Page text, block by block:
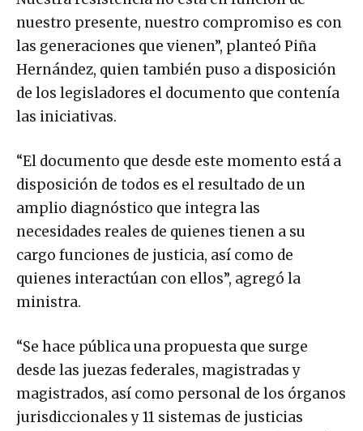
nuestro presente, nuestro compromiso es con
las generaciones que vienen”, planteó Piña
Hernández, quien también puso a disposición
de los legisladores el documento que contenía
las iniciativas.
“El documento que desde este momento está a
disposición de todos es el resultado de un
amplio diagnóstico que integra las
necesidades reales de quienes tienen a su
cargo funciones de justicia, así como de
quienes interactúan con ellos”, agregó la
ministra.
“Se hace pública una propuesta que surge
desde las juezas federales, magistradas y
magistrados, así como personal de los órganos
jurisdiccionales y 11 sistemas de justicias